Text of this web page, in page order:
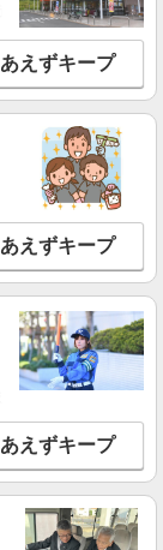
太田市・館林市
えずキープ
えずキープ
岩槻区・久喜市・
えずキープ